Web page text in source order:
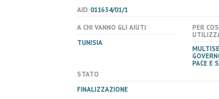
AID 011634/01/1
A CHI VANNO GLI AIUTI
TUNISIA
PER
PACE E
STATO
FINALIZZAZIONE